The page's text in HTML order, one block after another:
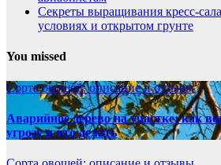
Секреты выращивания кресс-
условиях и открытом грунте
You missed
Сорта овощей: описание и отзывы
Аварийное дерево на участке: как
угрозу и что делать